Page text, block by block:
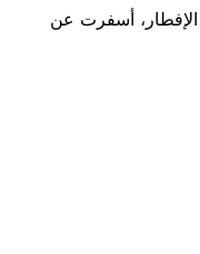
أسفرت عن